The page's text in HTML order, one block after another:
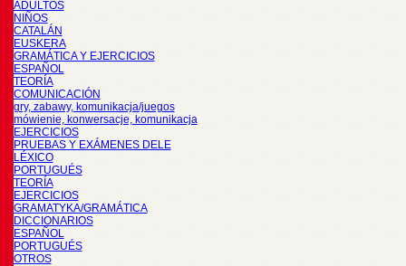
ADULTOS
NIÑOS
CATALÁN
EUSKERA
GRAMÁTICA Y EJERCICIOS
ESPAÑOL
TEORÍA
COMUNICACIÓN
gry, zabawy, komunikacja/juegos
mówienie, konwersacje, komunikacja
EJERCICIOS
PRUEBAS Y EXÁMENES DELE
LÉXICO
PORTUGUÉS
TEORÍA
EJERCICIOS
GRAMATYKA/GRAMÁTICA
DICCIONARIOS
ESPAÑOL
PORTUGUÉS
OTROS